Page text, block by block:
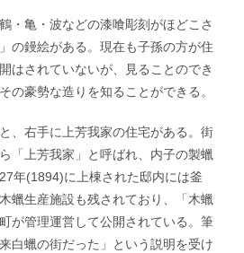
・亀・波などの漆喰彫刻がほどこさ
の鏝絵がある。現在も子孫の方が住
はされていないが、見ることのでき
の豪勢な造りを知ることができる。
、右手に上芳我家の住宅がある。街
「上芳我家」と呼ばれ、内子の製蠟
年(1894)に上棟された邸内には釜
蠟生産施設も残されており、「木蠟
が管理運営して公開されている。筆
白蠟の街だった」という説明を受け